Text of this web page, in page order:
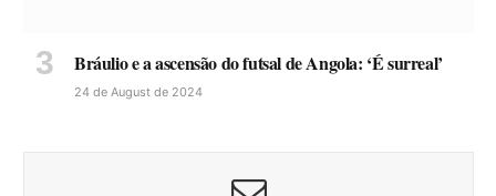
Bráulio e a ascensão do futsal de Angola: ‘É surreal’
24 de August de 2024